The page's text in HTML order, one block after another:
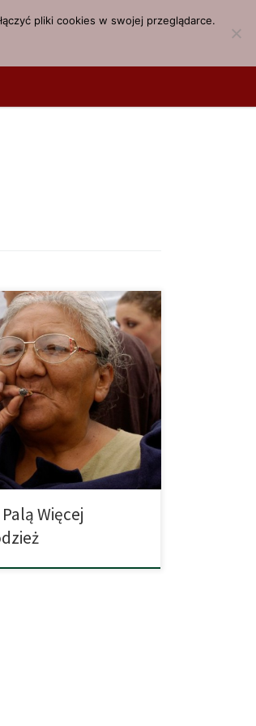
and Prevention
spowodowała, że
ją palą, ale za to znacznie
sięgających po tą
marihuany odnotowano w
życia. Wzrost wyniósł
Więcej
pliki cookies w swojej przeglądarce.